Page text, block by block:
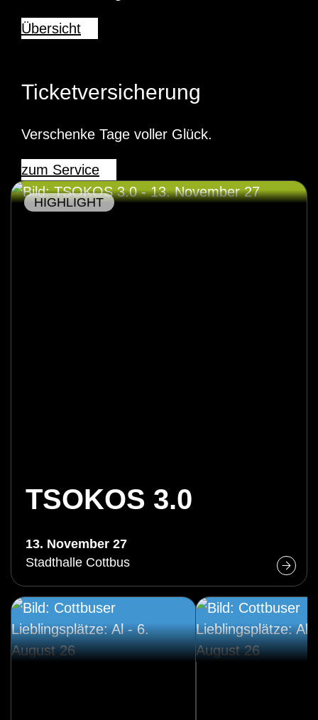
Übersicht
Ticketversicherung
Verschenke Tage voller Glück.
zum Service
HIGHLIGHT
TSOKOS 3.0
13. November 27
Stadthalle Cottbus